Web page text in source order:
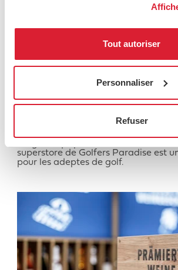
Tout autoriser
Personnaliser
Refuser
Fairways to Heaven: nouveautés
Paradise à Effretikon
superstore de Golfers Paradise est
pour les adeptes de golf.